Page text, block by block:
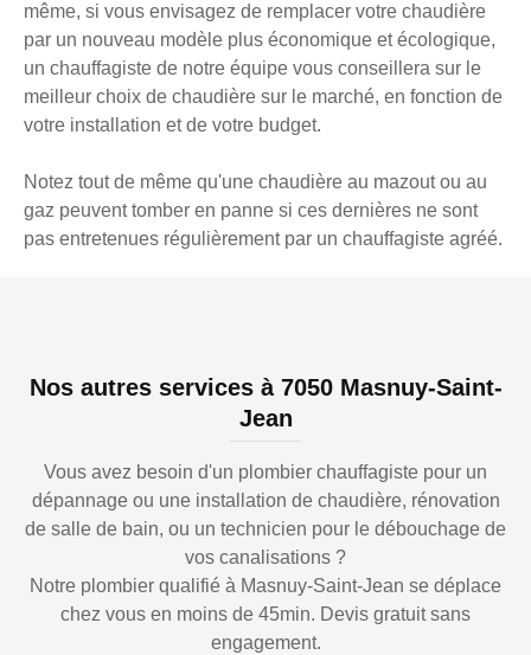
même, si vous envisagez de remplacer votre chaudière
par un nouveau modèle plus économique et écologique,
un chauffagiste de notre équipe vous conseillera sur le
meilleur choix de chaudière sur le marché, en fonction de
votre installation et de votre budget.
Notez tout de même qu'une chaudière au mazout ou au
gaz peuvent tomber en panne si ces dernières ne sont
pas entretenues régulièrement par un chauffagiste agréé.
Nos autres services à 7050 Masnuy-Saint-
Jean
Vous avez besoin d'un plombier chauffagiste pour un
dépannage ou une installation de chaudière, rénovation
de salle de bain, ou un technicien pour le débouchage de
vos canalisations ?
Notre plombier qualifié à Masnuy-Saint-Jean se déplace
chez vous en moins de 45min. Devis gratuit sans
engagement.